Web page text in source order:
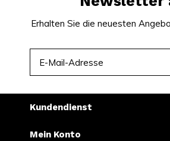
Snussie.com legt Wert auf aktuelle
jederzeit weißt, woran du bist. Dank
Lieferungen und eines professionell
zusammengestellten Angebots
von Snus und Nikotinbeuteln einfach
Erhalten Sie die neuesten
Kundendienst
Mein Konto